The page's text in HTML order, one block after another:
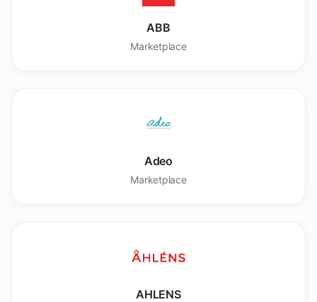
ABB
Marketplace
Adeo
Marketplace
AHLENS